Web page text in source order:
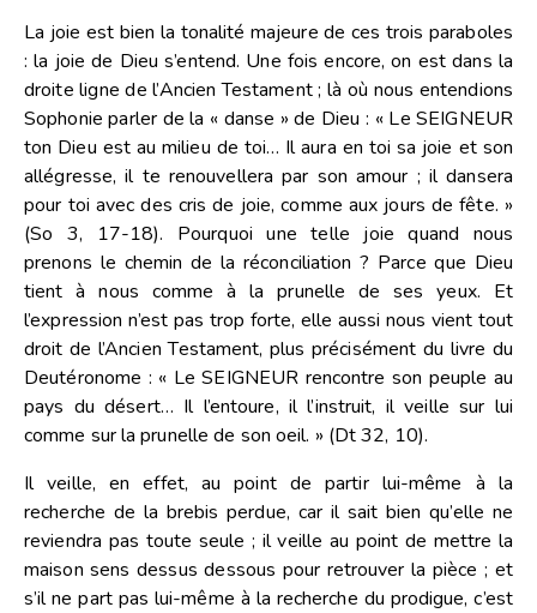
La joie est bien la tonalité majeure de ces trois paraboles
: la joie de Dieu s’entend. Une fois encore, on est dans la
droite ligne de l’Ancien Testament ; là où nous entendions
Sophonie parler de la « danse » de Dieu : « Le SEIGNEUR
ton Dieu est au milieu de toi… Il aura en toi sa joie et son
allégresse, il te renouvellera par son amour ; il dansera
pour toi avec des cris de joie, comme aux jours de fête. »
(So 3, 17-18). Pourquoi une telle joie quand nous
prenons le chemin de la réconciliation ? Parce que Dieu
tient à nous comme à la prunelle de ses yeux. Et
l’expression n’est pas trop forte, elle aussi nous vient tout
droit de l’Ancien Testament, plus précisément du livre du
Deutéronome : « Le SEIGNEUR rencontre son peuple au
pays du désert… Il l’entoure, il l’instruit, il veille sur lui
comme sur la prunelle de son oeil. » (Dt 32, 10).
Il veille, en effet, au point de partir lui-même à la
recherche de la brebis perdue, car il sait bien qu’elle ne
reviendra pas toute seule ; il veille au point de mettre la
maison sens dessus dessous pour retrouver la pièce ; et
s’il ne part pas lui-même à la recherche du prodigue, c’est